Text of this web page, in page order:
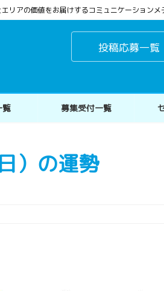
リアの価値をお届けするコミュニケーションメ
投稿応募一覧
覧 募集受付一覧
）の運勢